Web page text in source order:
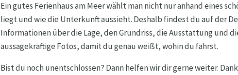
Ein gutes Ferienhaus am Meer wählt man nicht nur anhand eines
liegt und wie die Unterkunft aussieht. Deshalb findest du auf der
Informationen über die Lage, den Grundriss, die Ausstattung und
aussagekräftige Fotos, damit du genau weißt, wohin du fährst.
Bist du noch unentschlossen? Dann helfen wir dir gerne weiter.